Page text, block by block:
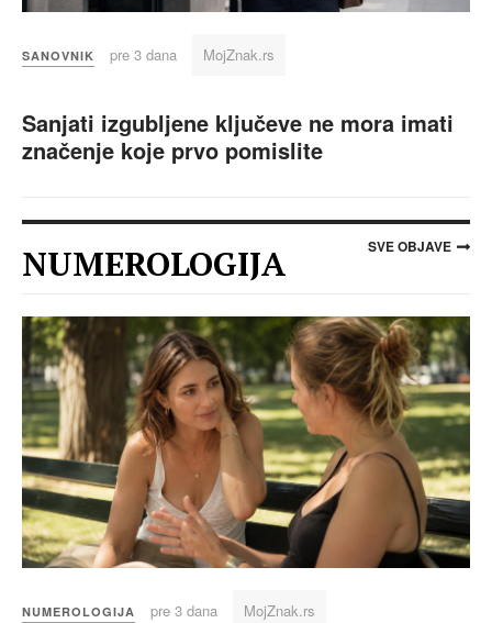
SANOVNIK pre 3 dana MojZnak.rs
Sanjati izgubljene ključeve ne mora imati
značenje koje prvo pomislite
NUMEROLOGIJA SVE OBJAVE
NUMEROLOGIJA pre 3 dana MojZnak.rs